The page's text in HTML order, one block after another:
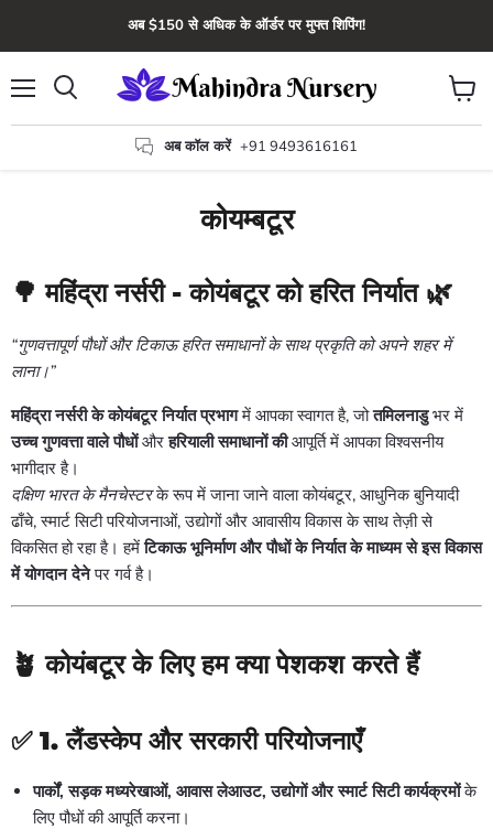
अब $150 से अधिक के ऑर्डर पर मुफ्त शिपिंग!
अब कॉल करें +91 9493616161
कार्ट
देंखे
कोयम्बटूर
🌳महिंद्रा नर्सरी - कोयंबटूर को हरित निर्यात🌿
“गुणवत्तापूर्ण पौधों और टिकाऊ हरित समाधानों के साथ प्रकृति को अपने शहर में
लाना।”
महिंद्रा नर्सरी के कोयंबटूर निर्यात प्रभागमें आपका स्वागत है, जोतमिलनाडुभर में
उच्च गुणवत्ता वाले पौधोंऔरहरियाली समाधानों कीआपूर्ति में आपका विश्वसनीय
भागीदार है।
दक्षिण भारत के मैनचेस्टरके रूप में जाना जाने वाला कोयंबटूर, आधुनिक बुनियादी
ढाँचे, स्मार्ट सिटी परियोजनाओं, उद्योगों और आवासीय विकास के साथ तेज़ी से
विकसित हो रहा है। हमेंटिकाऊ भूनिर्माण और पौधों के निर्यात के माध्यम से इस विकास
में योगदान देनेपर गर्व है।
🪴कोयंबटूर के लिए हम क्या पेशकश करते हैं
✅ 1. लैंडस्केप और सरकारी परियोजनाएँ
पार्कों, सड़क मध्यरेखाओं, आवास लेआउट, उद्योगों और स्मार्ट सिटी कार्यक्रमोंके
लिए पौधों की आपूर्ति करना।